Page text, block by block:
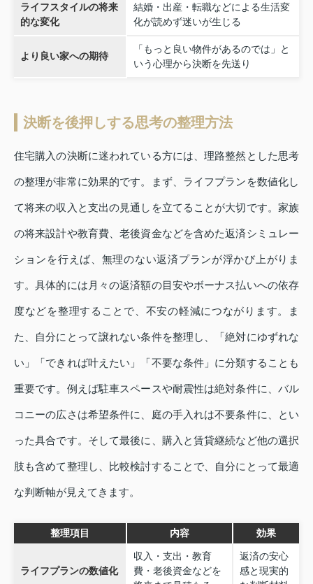
ライフスタイルの将来
的な変化
結婚・出産・転職などによる生活変
化が読めず迷いが生じる
より良い家への期待
「もっと良い物件があるのでは」と
いう心理から決断を先送り
決断を後押しする思考の整理方法
住宅購入の決断に迷われている方には、理路整然とした思考
の整理が非常に効果的です。まず、ライフプランを数値化し
て将来の収入と支出の見通しを立てることが大切です。家族
の将来設計や教育費、老後資金などを含めた返済シミュレー
ションを行えば、無理のない返済プランが浮かび上がりま
す。具体的には月々の返済額の目安やボーナス払いへの依存
度などを整理することで、不安の軽減につながります。ま
た、自分にとって譲れない条件を整理し、「絶対にゆずれな
い」「できれば叶えたい」「不要な条件」に分類することも
重要です。例えば駐車スペースや耐震性は絶対条件に、バル
コニーの広さは希望条件に、庭の手入れは不要条件に、とい
った具合です。そして最後に、購入と賃貸継続など他の選択
肢も含めて整理し、比較検討することで、自分にとって最適
な判断軸が見えてきます。
整理項目 内容 効果
ライフプランの数値化
収入・支出・教育
費・老後資金などを
返済の安心
感と現実的